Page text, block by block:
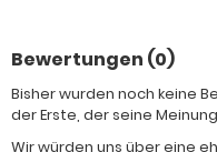
Bewertungen (0)
Bisher wurden noch keine
der Erste, der seine
Wir würden uns über eine